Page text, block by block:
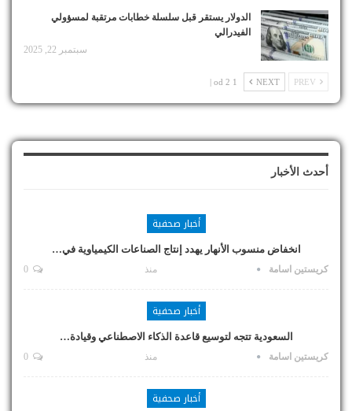
الدولار يستقر قبل سلسلة خطابات مرتقبة لمسؤولي
الفيدرالي
سبتمبر 22, 2025
NEXT
1 od 2 |
أحدث الأخبار
أخبار صحفية
انخفاض منسوب الأنهار يهدد إنتاج الصناعات الكيمياوية في…
كريستين اسامة منذ
أخبار صحفية
السعودية تتجه لتوسيع قاعدة الذكاء الاصطناعي وقيادة…
كريستين اسامة منذ
أخبار صحفية